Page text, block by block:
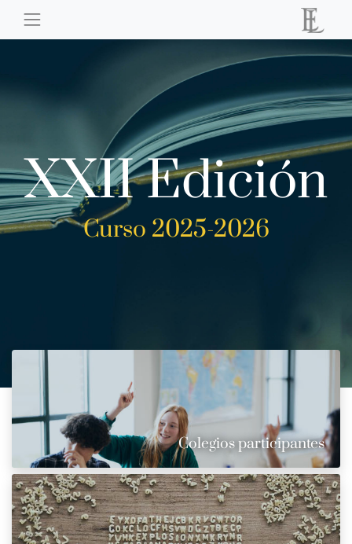
XXII Edición
Curso 2025-2026
Colegios participantes